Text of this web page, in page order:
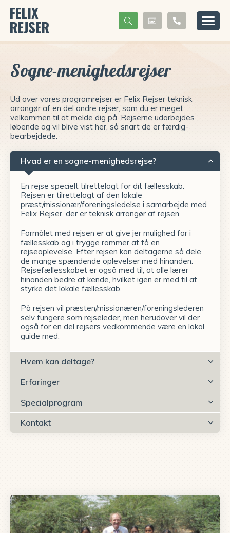
Sogne-menighedsrejser
Ud over vores programrejser er Felix Rejser teknisk
arrangør af en del andre rejser, som du er meget
velkommen til at melde dig på. Rejserne udarbejdes
løbende og vil blive vist her, så snart de er færdig-
bearbejdede.
Hvad er en sogne-menighedsrejse?
En rejse specielt tilrettelagt for dit fællesskab.
Rejsen er tilrettelagt af den lokale
præst/missionær/foreningsledelse i samarbejde med
Felix Rejser, der er teknisk arrangør af rejsen.
Formålet med rejsen er at give jer mulighed for i
fællesskab og i trygge rammer at få en
rejseoplevelse. Efter rejsen kan deltagerne så dele
de mange spændende oplevelser med hinanden.
Rejsefællesskabet er også med til, at alle lærer
hinanden bedre at kende, hvilket igen er med til at
styrke det lokale fællesskab.
På rejsen vil præsten/missionæren/foreningslederen
selv fungere som rejseleder, men herudover vil der
også for en del rejsers vedkommende være en lokal
guide med.
Hvem kan deltage?
Erfaringer
Specialprogram
Kontakt